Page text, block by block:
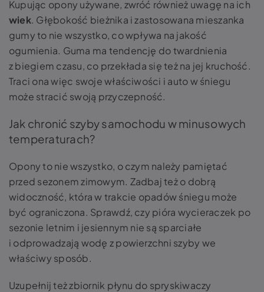
Kupując opony używane, zwróć również uwagę na ich
wiek. Głębokość bieżnika i zastosowana mieszanka
gumy to nie wszystko, co wpływa na jakość
ogumienia. Guma ma tendencję do twardnienia
z biegiem czasu, co przekłada się też na jej kruchość.
Traci ona więc swoje właściwości i auto w śniegu
może stracić swoją przyczepność.
Jak chronić szyby samochodu w minusowych
temperaturach?
Opony to nie wszystko, o czym należy pamiętać
przed sezonem zimowym. Zadbaj też o dobrą
widoczność, która w trakcie opadów śniegu może
być ograniczona. Sprawdź, czy pióra wycieraczek po
sezonie letnim i jesiennym nie są sparciałe
i odprowadzają wodę z powierzchni szyby we
właściwy sposób.
Uzupełnij też zbiornik płynu do spryskiwaczy